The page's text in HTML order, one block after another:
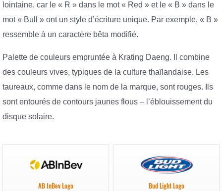
lointaine, car le « R » dans le mot « Red » et le « B » dans le
mot « Bull » ont un style d’écriture unique. Par exemple, « B »
ressemble à un caractère bêta modifié.
Palette de couleurs empruntée à Krating Daeng. Il combine
des couleurs vives, typiques de la culture thaïlandaise. Les
taureaux, comme dans le nom de la marque, sont rouges. Ils
sont entourés de contours jaunes flous – l’éblouissement du
disque solaire.
AB InBev Logo Bud Light Logo